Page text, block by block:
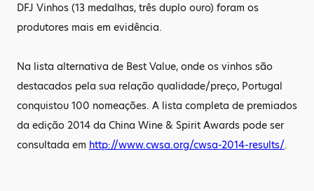
DFJ Vinhos (13 medalhas, três duplo ouro) foram os
produtores mais em evidência.
Na lista alternativa de Best Value, onde os vinhos são
destacados pela sua relação qualidade/preço, Portugal
conquistou 100 nomeações. A lista completa de premiados
da edição 2014 da China Wine & Spirit Awards pode ser
consultada em http://www.cwsa.org/cwsa-2014-results/.